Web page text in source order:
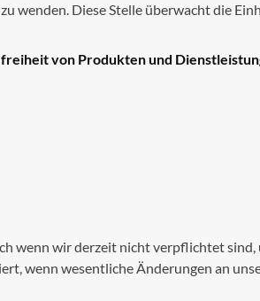
wenden. Diese Stelle überwacht die
von Produkten und
wenn wir derzeit nicht verpflichtet
wenn wesentliche Änderungen an